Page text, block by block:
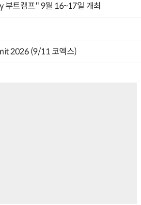
트캠프" 9월 16~17일 개최
2026 (9/11 코엑스)